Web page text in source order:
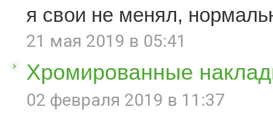
я свои не менял,
21 мая 2019 в 05:41
Хромированные
02 февраля 2019 в 11:37